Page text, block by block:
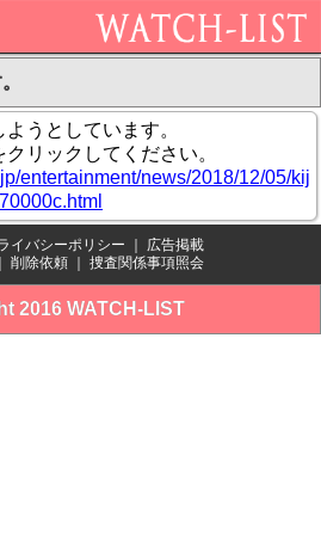
うとしています。
リックしてください。
entertainment/news/2018/12/05/kij
イバシーポリシー
広告掲載
削除依頼 捜査関係事項照会
2016 WATCH-LIST